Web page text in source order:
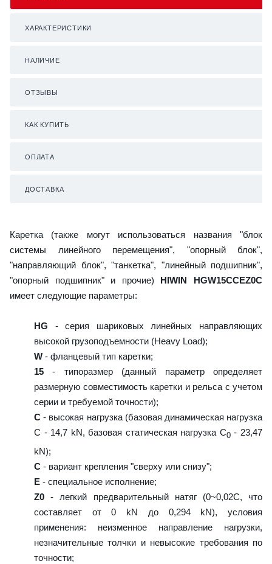
ХАРАКТЕРИСТИКИ
НАЛИЧИЕ
ОТЗЫВЫ
КАК КУПИТЬ
ОПЛАТА
ДОСТАВКА
Каретка (также могут использоваться названия "блок
системы линейного перемещения", "опорный блок",
"направляющий блок", "танкетка", "линейный подшипник",
"опорный подшипник" и прочие) HIWIN HGW15CCEZ0C
имеет следующие параметры:
HG - серия шариковых линейных направляющих
высокой грузоподъемности (Heavy Load);
W - фланцевый тип каретки;
15 - типоразмер (данный параметр определяет
размерную совместимость каретки и рельса с учетом
серии и требуемой точности);
C - высокая нагрузка (базовая динамическая нагрузка
C - 14,7 kN, базовая статическая нагрузка С0- 23,47
kN);
C - вариант крепления "сверху или снизу";
E - специальное исполнение;
Z0 - легкий предварительный натяг (0~0,02C, что
составляет от 0 kN до 0,294 kN), условия
применения: неизменное направление нагрузки,
незначительные толчки и невысокие требования по
точности;